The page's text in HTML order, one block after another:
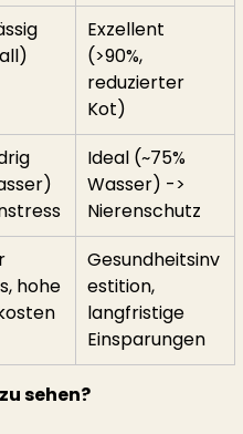
Exzellent
(>90%,
reduzierter
Kot)
Ideal (~75%
Wasser) ->
Nierenschutz
hohe
Gesundheitsinv
estition,
langfristige
Einsparungen
sehen?